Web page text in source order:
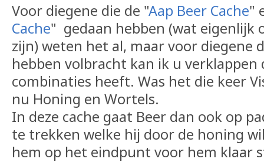
Voor diegene die de "Aap Beer Cache"
Cache" gedaan hebben (wat eigenlijk
zijn) weten het al, maar voor diegene
hebben volbracht kan ik u verklappen
combinaties heeft. Was het die keer
nu Honing en Wortels.
In deze cache gaat Beer dan ook op
te trekken welke hij door de honing
hem op het eindpunt voor hem klaar